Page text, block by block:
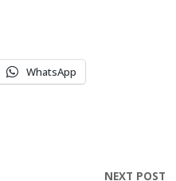
WhatsApp
NEXT POST